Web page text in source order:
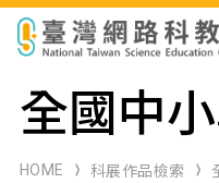
科展作品檢索
科學研習月刊
全國中
HOME 科展作品檢索